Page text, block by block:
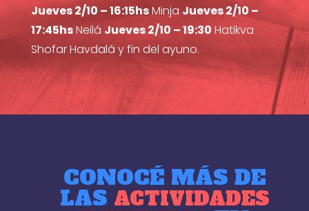
Jueves 2/10 – 16:15hsMinja Jueves 2/10 –
17:45hsNeilá Jueves 2/10 – 19:30 Hatikva
Shofar Havdalá y fin del ayuno.
CONOCÉ MÁS DE
LAS ACTIVIDADES